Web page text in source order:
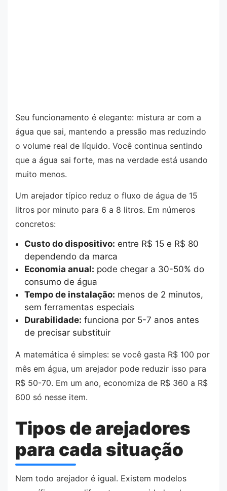
Seu funcionamento é elegante: mistura ar com a
água que sai, mantendo a pressão mas reduzindo
o volume real de líquido. Você continua sentindo
que a água sai forte, mas na verdade está usando
muito menos.
Um arejador típico reduz o fluxo de água de 15
litros por minuto para 6 a 8 litros. Em números
concretos:
Custo do dispositivo: entre R$ 15 e R$ 80
dependendo da marca
Economia anual: pode chegar a 30-50% do
consumo de água
Tempo de instalação: menos de 2 minutos,
sem ferramentas especiais
Durabilidade: funciona por 5-7 anos antes
de precisar substituir
A matemática é simples: se você gasta R$ 100 por
mês em água, um arejador pode reduzir isso para
R$ 50-70. Em um ano, economiza de R$ 360 a R$
600 só nesse item.
Tipos de arejadores
para cada situação
Nem todo arejador é igual. Existem modelos